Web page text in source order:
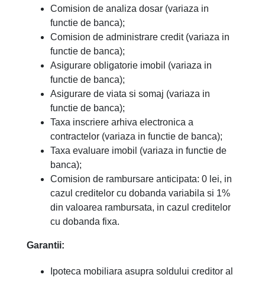
Comision de analiza dosar (variaza in
functie de banca);
Comision de administrare credit (variaza in
functie de banca);
Asigurare obligatorie imobil (variaza in
functie de banca);
Asigurare de viata si somaj (variaza in
functie de banca);
Taxa inscriere arhiva electronica a
contractelor (variaza in functie de banca);
Taxa evaluare imobil (variaza in functie de
banca);
Comision de rambursare anticipata: 0 lei, in
cazul creditelor cu dobanda variabila si 1%
din valoarea rambursata, in cazul creditelor
cu dobanda fixa.
Garantii:
Ipoteca mobiliara asupra soldului creditor al